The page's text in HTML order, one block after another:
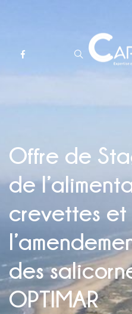
Offre de
de
crevettes
des
OPTIMAR